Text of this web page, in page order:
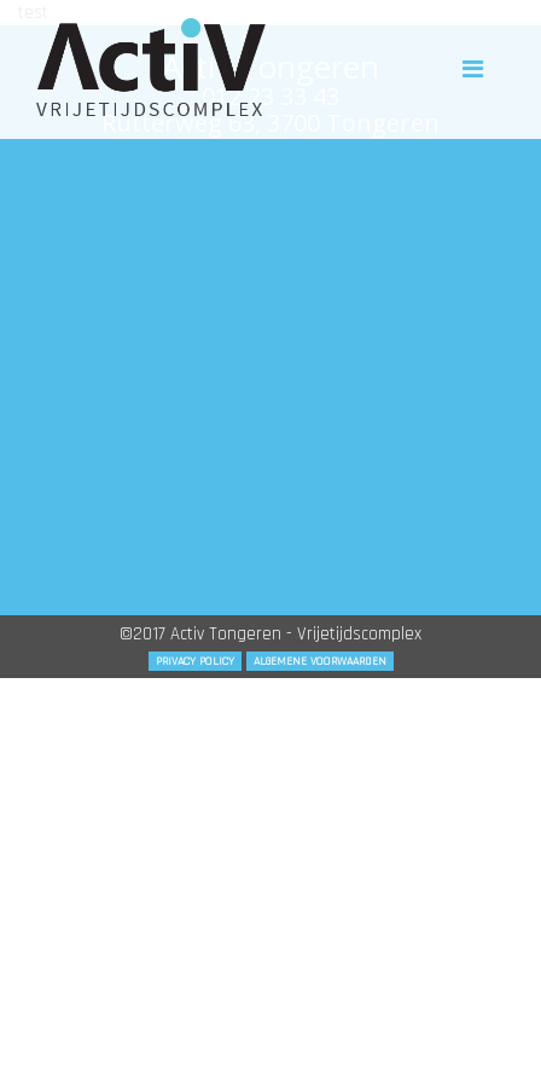
Activ Tongeren
012 23 33 43
Rutterweg 63, 3700 Tongeren
©2017 Activ Tongeren - Vrijetijdscomplex
PRIVACY POLICY ALGEMENE VOORWAARDEN